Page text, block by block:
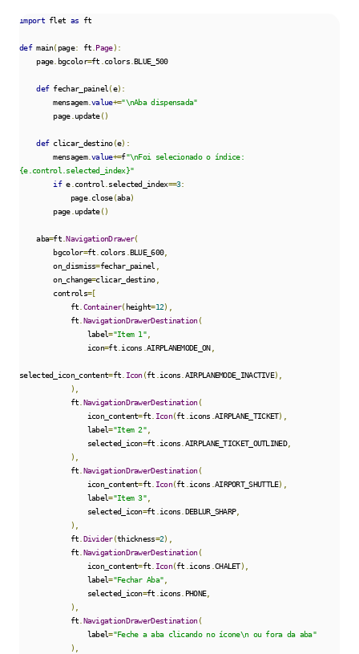
import flet as ft
def main(page: ft Page):
    page
. bgcolor=ft colors.BLUE_500
def fechar_painel (e):
        mensagem
.value+="\nAba dispensada"
        page
. update()
def clicar_destino(e):
        mensagem
.value+=f"\nFoi selecionado o índice:
{e.control.selected_index}"
if e. control selected_index==3:
            page
. close(aba)
        page
. update()
    aba
=ft .NavigationDrawer(
        bgcolor
=ft colors BLUE_600,
        on_dismiss
=fechar_painel
        on_change
=clicar_destino,
        controls
=[
            ft
Container(height=12),
            ft
NavigationDrawerDestination(
                label
="Item 1"
                icon
=ft. icons .AIRPLANEMODE_ON,
selected_icon_content=ft Icon(ft icons AIRPLANEMODE_INACTIVE),
),
            ft
NavigationDrawerDestination(
                icon_content
=ft Icon(ft icons AIRPLANE_TICKET),
                label
="Item 2"
                selected_icon
=ft icons AIRPLANE_TICKET_OUTLINED,
),
            ft
NavigationDrawerDestination(
                icon_content
=ft Icon(ft icons AIRPORT_SHUTTLE),
                label
="Item 3"
                selected_icon
=ft icons DEBLUR_SHARP,
),
            ft
Divider(thickness=2),
            ft
NavigationDrawerDestination(
                icon_content
=ft Icon(ft icons CHALET),
                label
="Fechar Aba"
                selected_icon
=ft icons PHONE,
),
            ft
NavigationDrawerDestination(
                label
="Feche a aba clicando no ícone\n ou fora da aba"
),